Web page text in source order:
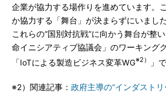
企業が協力する場作りを進めています。
か協力する「舞台」が決まらずにいまし
これらの“国別対抗戦”に向かう舞台が整
命イニシアティブ協議会」のワーキング
「IoTによる製造ビジネス変革WG※2） 」
※2）関連記事： 政府主導の“インダスト